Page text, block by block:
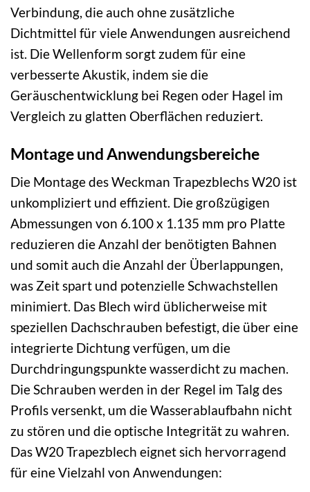
Verbindung, die auch ohne zusätzliche
Dichtmittel für viele Anwendungen ausreichend
ist. Die Wellenform sorgt zudem für eine
verbesserte Akustik, indem sie die
Geräuschentwicklung bei Regen oder Hagel im
Vergleich zu glatten Oberflächen reduziert.
Montage und Anwendungsbereiche
Die Montage des Weckman Trapezblechs W20 ist
unkompliziert und effizient. Die großzügigen
Abmessungen von 6.100 x 1.135 mm pro Platte
reduzieren die Anzahl der benötigten Bahnen
und somit auch die Anzahl der Überlappungen,
was Zeit spart und potenzielle Schwachstellen
minimiert. Das Blech wird üblicherweise mit
speziellen Dachschrauben befestigt, die über eine
integrierte Dichtung verfügen, um die
Durchdringungspunkte wasserdicht zu machen.
Die Schrauben werden in der Regel im Talg des
Profils versenkt, um die Wasserablaufbahn nicht
zu stören und die optische Integrität zu wahren.
Das W20 Trapezblech eignet sich hervorragend
für eine Vielzahl von Anwendungen: